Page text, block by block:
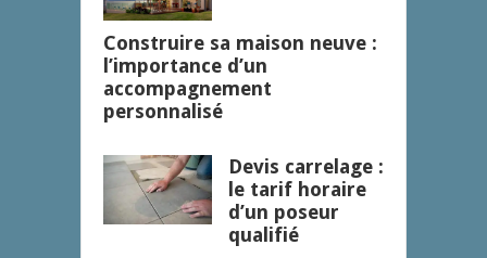
Construire sa maison neuve :
l’importance d’un
accompagnement
personnalisé
Devis carrelage :
le tarif horaire
d’un poseur
qualifié